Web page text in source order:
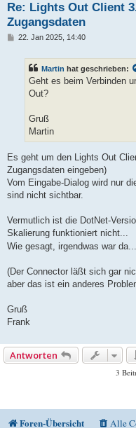
Re: Lights Out Client
Zugangsdaten
B22. Jan 2025, 14:40
Martin hat geschrieben:
Geht es beim Verbinden
Out?
Gruß
Martin
Es geht um den Lights Out
Zugangsdaten eingeben)
Vom Eingabe-Dialog wird nur
sind nicht sichtbar.
Vermutlich ist die DotNet-
Skalierung funktioniert nicht...
Wie gesagt, irgendwas war
(Der Connector läßt sich gar
aber das ist ein anderes
Gruß
Frank
Antworten
3
Foren-Übersicht Alle